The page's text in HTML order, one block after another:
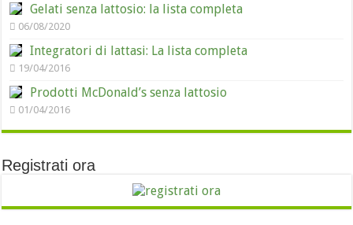
Gelati senza lattosio: la lista completa
06/08/2020
Integratori di lattasi: La lista completa
19/04/2016
Prodotti McDonald’s senza lattosio
01/04/2016
Registrati ora